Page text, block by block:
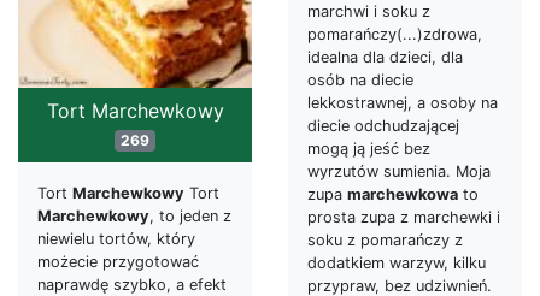
marchwi i soku z
pomarańczy(...)zdrowa,
idealna dla dzieci, dla
osób na diecie
lekkostrawnej, a osoby na
diecie odchudzającej
mogą ją jeść bez
wyrzutów sumienia. Moja
zupa marchewkowa to
prosta zupa z marchewki i
soku z pomarańczy z
dodatkiem warzyw, kilku
przypraw, bez udziwnień.
Tort Marchewkowy
269
Tort Marchewkowy Tort
Marchewkowy, to jeden z
niewielu tortów, który
możecie przygotować
naprawdę szybko, a efekt